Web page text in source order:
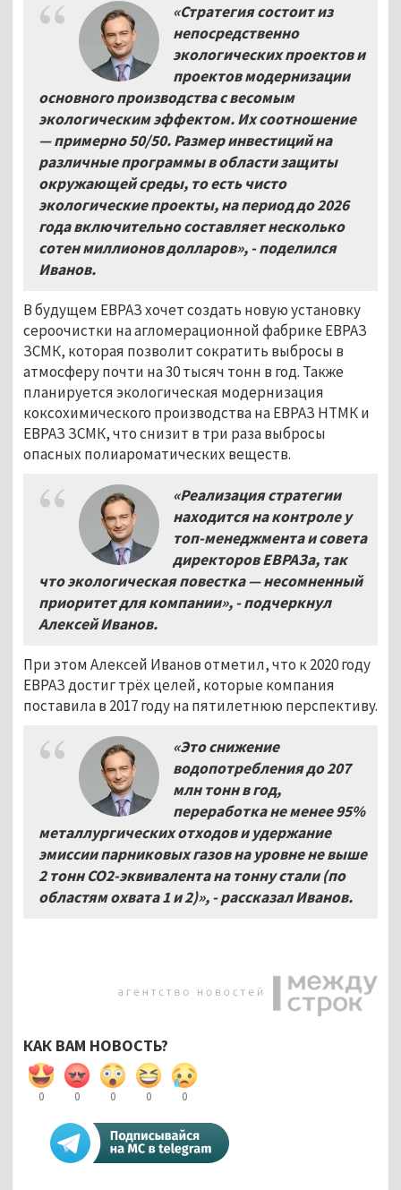
«Стратегия состоит из
непосредственно
экологических проектов и
проектов модернизации
основного производства с весомым
экологическим эффектом. Их соотношение
— примерно 50/50. Размер инвестиций на
различные программы в области защиты
окружающей среды, то есть чисто
экологические проекты, на период до 2026
года включительно составляет несколько
сотен миллионов долларов», - поделился
Иванов.
В будущем ЕВРАЗ хочет создать новую установку
сероочистки на агломерационной фабрике ЕВРАЗ
ЗСМК, которая позволит сократить выбросы в
атмосферу почти на 30 тысяч тонн в год. Также
планируется экологическая модернизация
коксохимического производства на ЕВРАЗ НТМК и
ЕВРАЗ ЗСМК, что снизит в три раза выбросы
опасных полиароматических веществ.
«Реализация стратегии
находится на контроле у
топ-менеджмента и совета
директоров ЕВРАЗа, так
что экологическая повестка — несомненный
приоритет для компании», - подчеркнул
Алексей Иванов.
При этом Алексей Иванов отметил, что к 2020 году
ЕВРАЗ достиг трёх целей, которые компания
поставила в 2017 году на пятилетнюю перспективу.
«Это снижение
водопотребления до 207
млн тонн в год,
переработка не менее 95%
металлургических отходов и удержание
эмиссии парниковых газов на уровне не выше
2 тонн CO2-эквивалента на тонну стали (по
областям охвата 1 и 2)», - рассказал Иванов.
КАК ВАМ НОВОСТЬ?
0 0 0 0 0